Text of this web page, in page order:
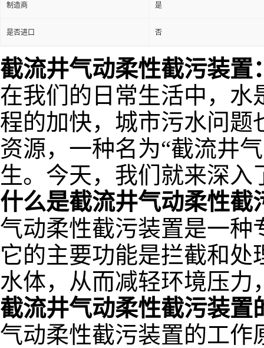
制造商 是
是否进口 否
截流井气动柔性截污装置
在我们的日常生活中，水
程的加快，城市污水问题
资源，一种名为“截流井
生。今天，我们就来深入
什么是截流井气动柔性截
气动柔性截污装置是一种
它的主要功能是拦截和
水体，从而减轻环境压力
截流井气动柔性截污装置
气动柔性截污装置的工作